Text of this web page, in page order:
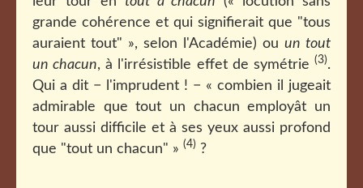
grande cohérence et qui signifierait que "tous
auraient tout" », selon l'Académie) ou un tout
un chacun, à l'irrésistible effet de symétrie(3).
Qui a dit − l'imprudent ! − « combien il jugeait
admirable que tout un chacun employât un
tour aussi difficile et à ses yeux aussi profond
que "tout un chacun" » (4) ?